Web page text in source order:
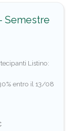
Semestre
Listino:
entro il 13/08